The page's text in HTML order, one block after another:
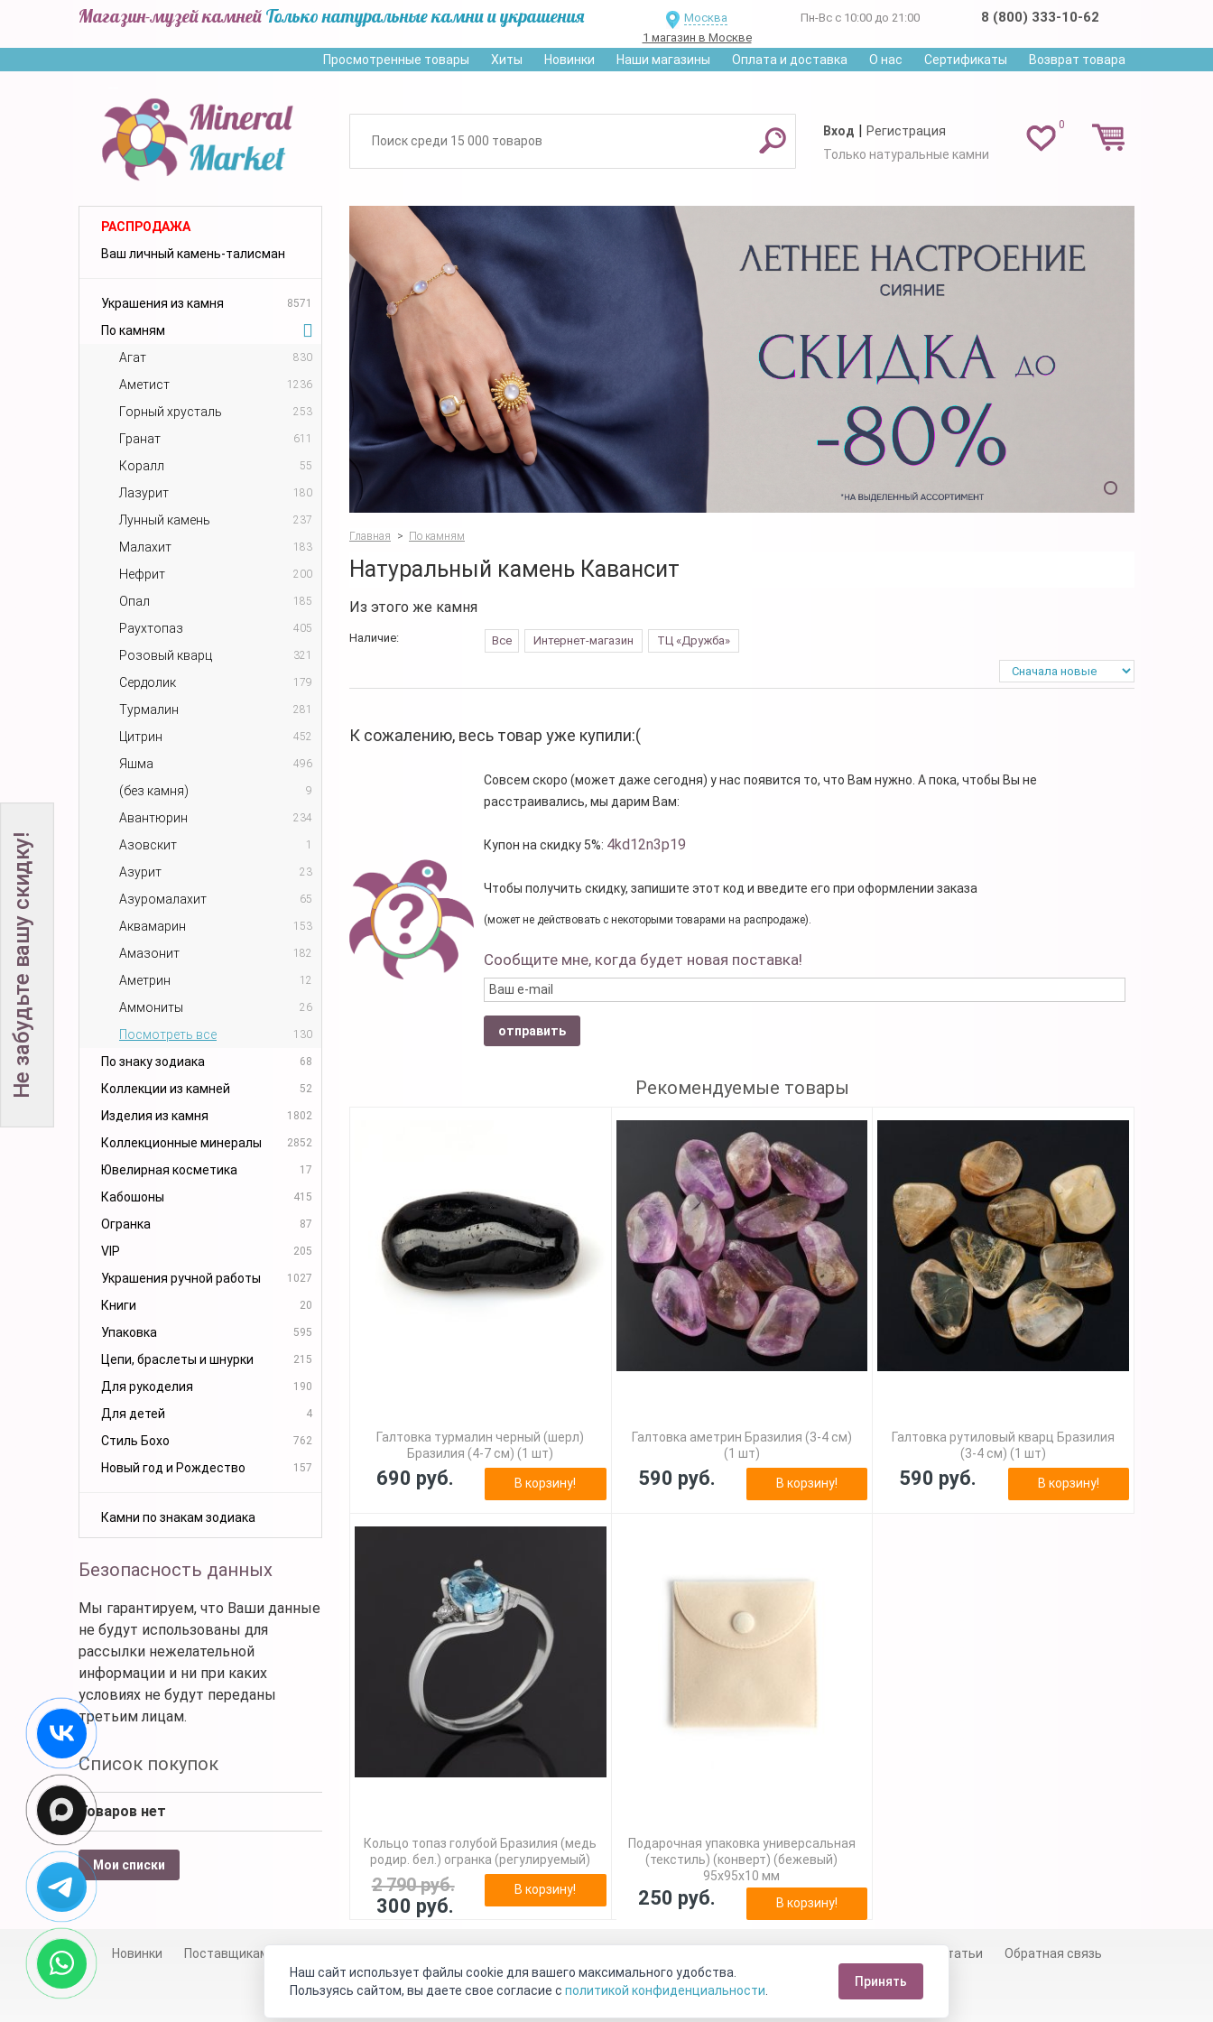
Магазин-музей камней Только натуральные камни и украшения
Москва
1 магазин в Москве
Пн-Вс с 10:00 до 21:00 8 (800) 333-10-62
Просмотренные товары Хиты Новинки Наши магазины Оплата и доставка О нас Сертификаты Возврат товара
0
Вход | Регистрация
Только натуральные камни
РАСПРОДАЖА
Ваш личный камень-талисман
Украшения из камня 8571
По камням
Агат
830
Аметист 1236
Горный хрусталь 253
Гранат 611
Коралл 55
Лазурит 180
Лунный камень 237
Малахит 183
Нефрит 200
Опал 185
Раухтопаз 405
Розовый кварц 321
Сердолик 179
Турмалин 281
Цитрин 452
Яшма 496
(без камня) 9
Авантюрин 234
Азовскит 1
Азурит 23
Азуромалахит 65
Аквамарин 153
Амазонит 182
Аметрин 12
Аммониты 26
Посмотреть все 130
По знаку зодиака 68
Коллекции из камней 52
Изделия из камня 1802
Коллекционные минералы 2852
Ювелирная косметика 17
Кабошоны 415
Огранка 87
VIP 205
Украшения ручной работы 1027
Книги 20
Упаковка 595
Цепи, браслеты и шнурки 215
Для рукоделия 190
Для детей 4
Стиль Бохо 762
Новый год и Рождество 157
Камни по знакам зодиака
Безопасность данных
Мы гарантируем, что Ваши данные
не будут использованы для
рассылки нежелательной
информации и ни при каких
условиях не будут переданы
третьим лицам.
Список покупок
Товаров нет
Мои списки
Главная > По камням
Натуральный камень Кавансит
Из этого же камня
Наличие: Все Интернет-магазин ТЦ «Дружба»
К сожалению, весь товар уже купили:(
Совсем скоро (может даже сегодня) у нас появится то, что Вам нужно. А пока, чтобы Вы не
расстраивались, мы дарим Вам:
Купон на скидку 5%: 4kd12n3p19
Чтобы получить скидку, запишите этот код и введите его при оформлении заказа
(может не действовать с некоторыми товарами на распродаже).
Сообщите мне, когда будет новая поставка!
отправить
Рекомендуемые товары
Галтовка турмалин черный (шерл)
Бразилия (4-7 см) (1 шт)
690 руб. В корзину!
Галтовка аметрин Бразилия (3-4 см)
(1 шт)
590 руб. В корзину!
Галтовка рутиловый кварц Бразилия
(3-4 см) (1 шт)
590 руб. В корзину!
Кольцо топаз голубой Бразилия (медь
родир. бел.) огранка (регулируемый)
2 790 руб.
300 руб.
В корзину!
Подарочная упаковка универсальная
(текстиль) (конверт) (бежевый)
95х95х10 мм
250 руб. В корзину!
Не забудьте вашу скидку!
Новинки Поставщикам Статьи
Обратная связь
Видео о камнях
СОУТ Телеграм Max
Наш сайт использует файлы cookie для вашего максимального удобства.
Пользуясь сайтом, вы даете свое согласие с политикой конфиденциальности
Принять